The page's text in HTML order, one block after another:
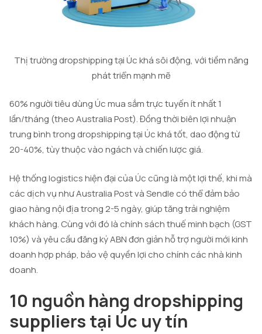
Thị trường dropshipping tại Úc khá sôi động, với tiềm năng
phát triển mạnh mẽ
60% người tiêu dùng Úc mua sắm trực tuyến ít nhất 1
lần/tháng (theo Australia Post). Đồng thời biên lợi nhuận
trung bình trong dropshipping tại Úc khá tốt, dao động từ
20-40%, tùy thuộc vào ngách và chiến lược giá.
Hệ thống logistics hiện đại của Úc cũng là một lợi thế, khi mà
các dịch vụ như Australia Post và Sendle có thể đảm bảo
giao hàng nội địa trong 2-5 ngày, giúp tăng trải nghiệm
khách hàng. Cùng với đó là chính sách thuế minh bạch (GST
10%) và yêu cầu đăng ký ABN đơn giản hỗ trợ người mới kinh
doanh hợp pháp, bảo vệ quyền lợi cho chính các nhà kinh
doanh.
10 nguồn hàng dropshipping
suppliers tại Úc uy tín